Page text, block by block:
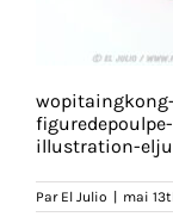
illustration-
Par El Julio mai